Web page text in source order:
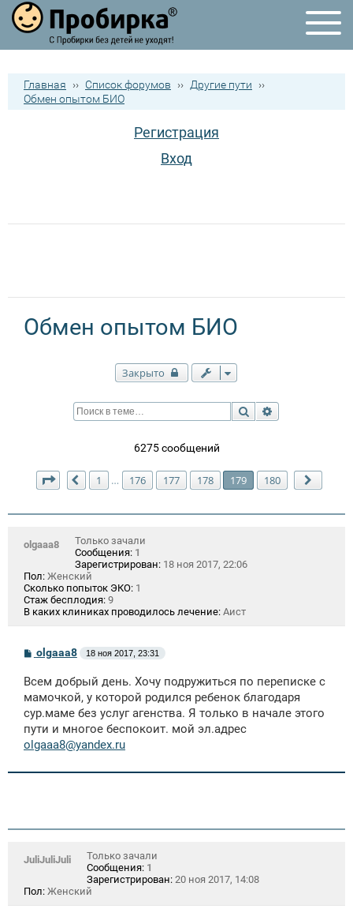
Главная ›› Список форумов ›› Другие пути
››
Обмен опытом БИО
Регистрация
Вход
Обмен опытом БИО
Закрыто
Поиск
6275 сообщений
Страница 179 из180
Пред.
1 … 176 177 178 179 180
olgaaa8
Только зачали
Сообщения: 1
Зарегистрирован: 18 ноя 2017, 22:06
Пол: Женский
Сколько попыток ЭКО: 1
Стаж бесплодия: 9
В каких клиниках проводилось лечение: Аист
С
б
щ
н
и
е
olgaaa8 18 ноя 2017, 23:31
Всем добрый день. Хочу подружиться по переписке с
мамочкой, у которой родился ребенок благодаря
сур.маме без услуг агенства. Я только в начале этого
пути и многое беспокоит. мой эл.адрес
olgaaa8@yandex.ru
JuliJuliJuli
Только зачали
Сообщения: 1
Зарегистрирован: 20 ноя 2017, 14:08
Пол: Женский